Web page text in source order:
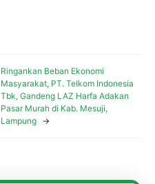
Ringankan Beban Ekonomi
Masyarakat, PT. Telkom Indonesia
Tbk, Gandeng LAZ Harfa Adakan
Pasar Murah di Kab. Mesuji,
Lampung
→